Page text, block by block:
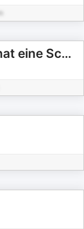
Firewall: Jedes System hat eine Schwachstelle